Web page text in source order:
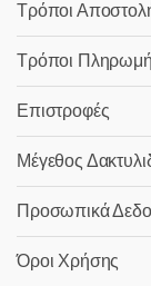
Τρόποι
Τρόποι
Επιστροφές
Μέγεθος
Προσωπικά
Όροι Χρήσης